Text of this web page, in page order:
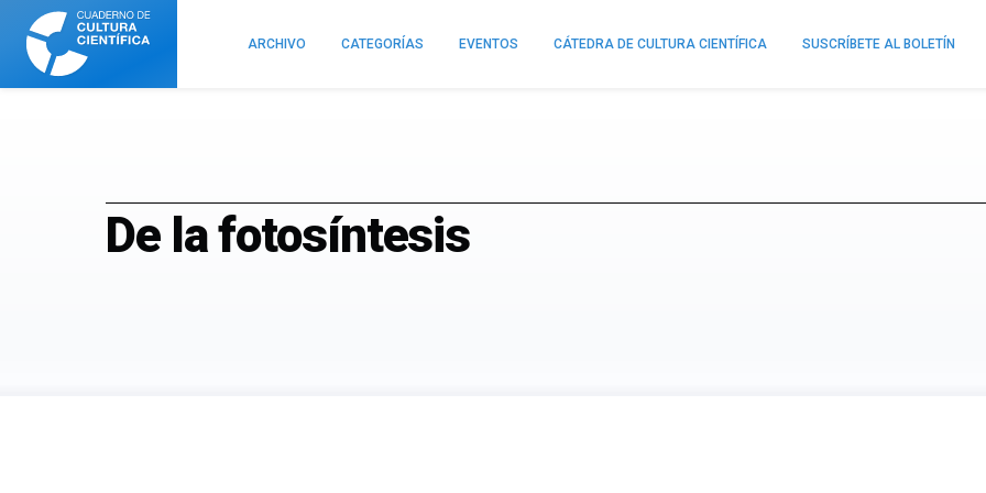
Cuaderno
Cultura
Científica
ARCHIVO CATEGORÍAS EVENTOS CÁTEDRA DE CULTURA CIENTÍFICA SUSCRÍBETE AL BOLETÍN
De la fotosíntesis